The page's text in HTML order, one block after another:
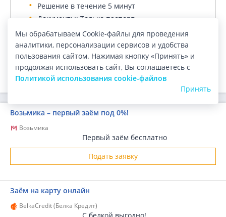
Решение в течение 5 минут
Документы: Только паспорт
Оформление: Онлайн
ПОДАТЬ ЗАЯВКУ
Возьмика – первый заём под 0%!
Возьмика
Первый заём бесплатно
Подать заявку
Заём на карту онлайн
BelkaCredit (Белка Кредит)
С белкой выгодно!
Мы обрабатываем Cookie-файлы для проведения
аналитики, персонализации сервисов и удобства
пользования сайтом. Нажимая кнопку «Принять» и
продолжая использовать сайт, Вы соглашаетесь с
Политикой использования cookie-файлов
Принять